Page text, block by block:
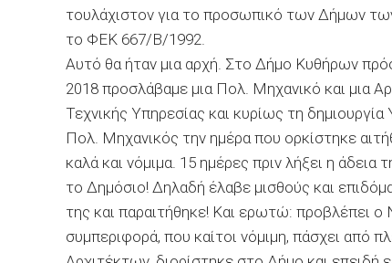
τουλάχιστον για το προσωπικό των Δήμων
το ΦΕΚ 667/Β/1992.
Αυτό θα ήταν μια αρχή. Στο Δήμο Κυθήρων
2018 προσλάβαμε μια Πολ. Μηχανικό και μια
Τεχνικής Υπηρεσίας και κυρίως τη
Πολ. Μηχανικός την ημέρα που ορκίστηκε
καλά και νόμιμα. 15 ημέρες πριν λήξει η
το Δημόσιο! Δηλαδή έλαβε μισθούς και
της και παραιτήθηκε! Και ερωτώ: προβλέπει ο
συμπεριφορά, που καίτοι νόμιμη, πάσχει από